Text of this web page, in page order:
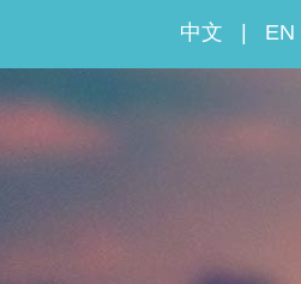
中文 | EN